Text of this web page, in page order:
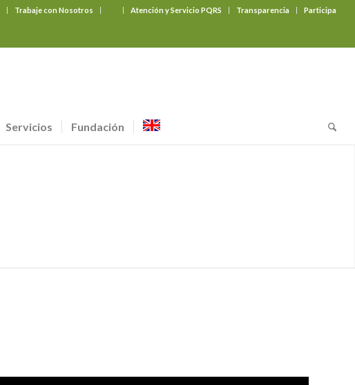
Trabaje con Nosotros Atención y Servicio PQRS Transparencia Participa
Servicios Fundación